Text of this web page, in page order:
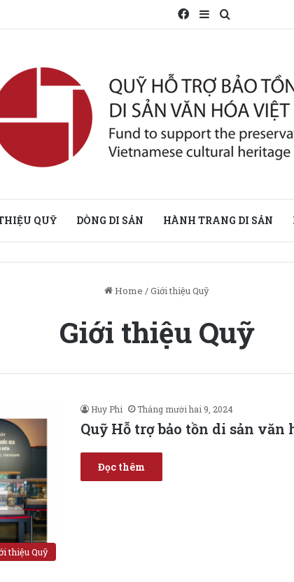
Facebook
Sidebar
QUỸ DÒNG DI SẢN HÀNH TRANG DI SẢN
Home /Giới thiệu Quỹ
Giới thiệu Quỹ
thiệu Quỹ
Huy Phi Tháng mười hai 9, 2024
Quỹ Hỗ trợ bảo tồn di sản văn
Đọc thêm